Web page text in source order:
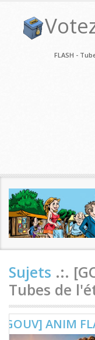
FLASH -
Sujets .:.
Tubes de
[GOUV] ANIM